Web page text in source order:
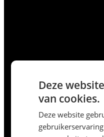
Deze
van cookies.
Deze website